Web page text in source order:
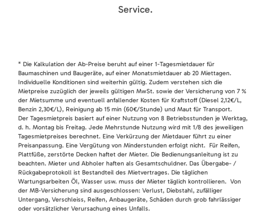
Service.
* Die Kalkulation der Ab-Preise beruht auf einer 1-Tagesmietdauer für
Baumaschinen und Baugeräte, auf einer Monatsmietdauer ab 20 Miettagen.
Individuelle Konditionen sind weiterhin gültig. Zudem verstehen sich die
Mietpreise zuzüglich der jeweils gültigen MwSt. sowie der Versicherung von 7 %
der Mietsumme und eventuell anfallender Kosten für Kraftstoff (Diesel 2,12€/L,
Benzin 2,30€/L), Reinigung ab 15 min (60€/Stunde) und Maut für Transport.
Der Tagesmietpreis basiert auf einer Nutzung von 8 Betriebsstunden je Werktag,
d. h. Montag bis Freitag. Jede Mehrstunde Nutzung wird mit 1/8 des jeweiligen
Tagesmietpreises berechnet. Eine Verkürzung der Mietdauer führt zu einer
Preisanpassung. Eine Vergütung von Minderstunden erfolgt nicht. Für Reifen,
Plattfüße, zerstörte Decken haftet der Mieter. Die Bedienungsanleitung ist zu
beachten. Mieter und Abholer haften als Gesamtschuldner. Das Übergabe- /
Rückgabeprotokoll ist Bestandteil des Mietvertrages. Die täglichen
Wartungsarbeiten Öl, Wasser usw. muss der Mieter täglich kontrollieren. Von
der MB-Versicherung sind ausgeschlossen: Verlust, Diebstahl, zufälliger
Untergang, Verschleiss, Reifen, Anbaugeräte, Schäden durch grob fahrlässiger
oder vorsätzlicher Verursachung eines Unfalls.